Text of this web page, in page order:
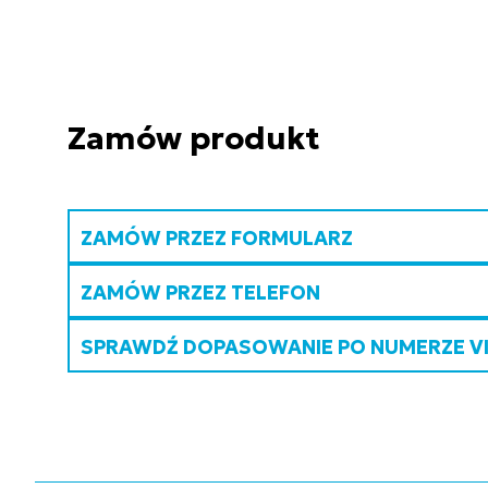
Zamów produkt
ZAMÓW PRZEZ FORMULARZ
ZAMÓW PRZEZ TELEFON
SPRAWDŹ DOPASOWANIE PO NUMERZE